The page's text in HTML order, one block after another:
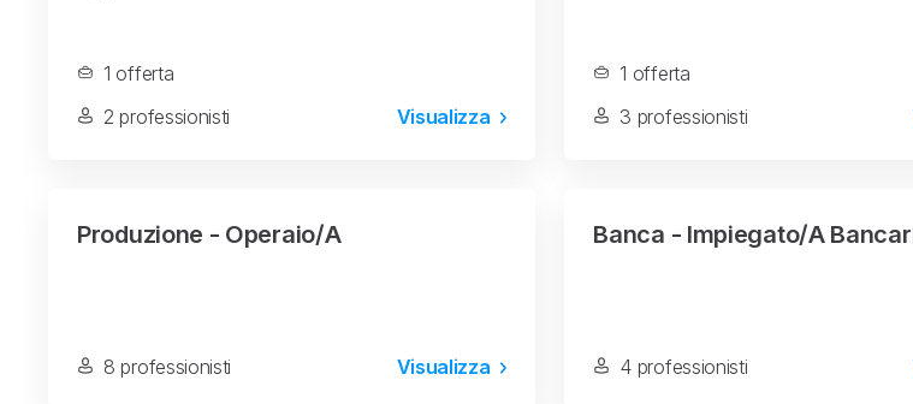
1 offerta
2 professionisti
Visualizza
1 offerta
3 professionisti
Produzione - Operaio/a
8 professionisti Visualizza
Banca - Impiegato/a
4 professionisti